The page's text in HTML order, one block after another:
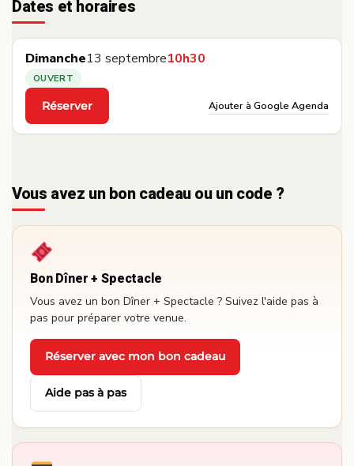
Dates et horaires
Dimanche13 septembre10h30
OUVERT
Réserver
·
Ajouter à Google Agenda
Vous avez un bon cadeau ou un code ?
Bon Dîner + Spectacle
Vous avez un bon Dîner + Spectacle ? Suivez l'aide pas à
pas pour préparer votre venue.
Réserver avec mon bon cadeau
· Aide pas à pas